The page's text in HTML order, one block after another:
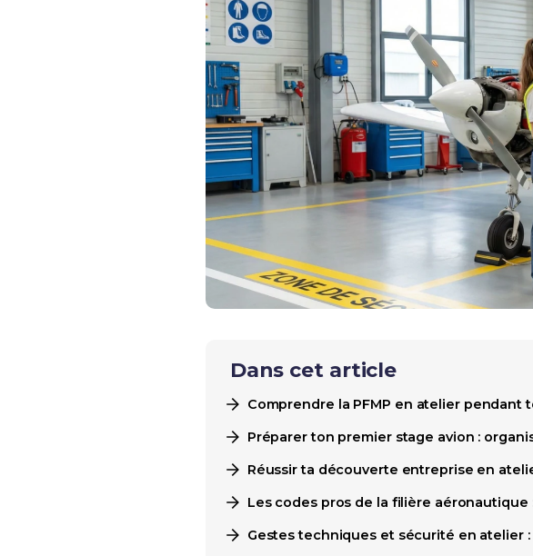
Dans cet article
Comprendre la PFMP en atelier pendant
Préparer ton premier stage avion :
Réussir ta découverte entreprise en
Les codes pros de la filière
Gestes techniques et sécurité en atelier